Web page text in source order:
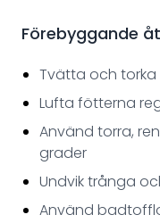
Förebyggande
Tvätta och
Lufta fötterna
Använd torra,
grader
Undvik trånga
Använd